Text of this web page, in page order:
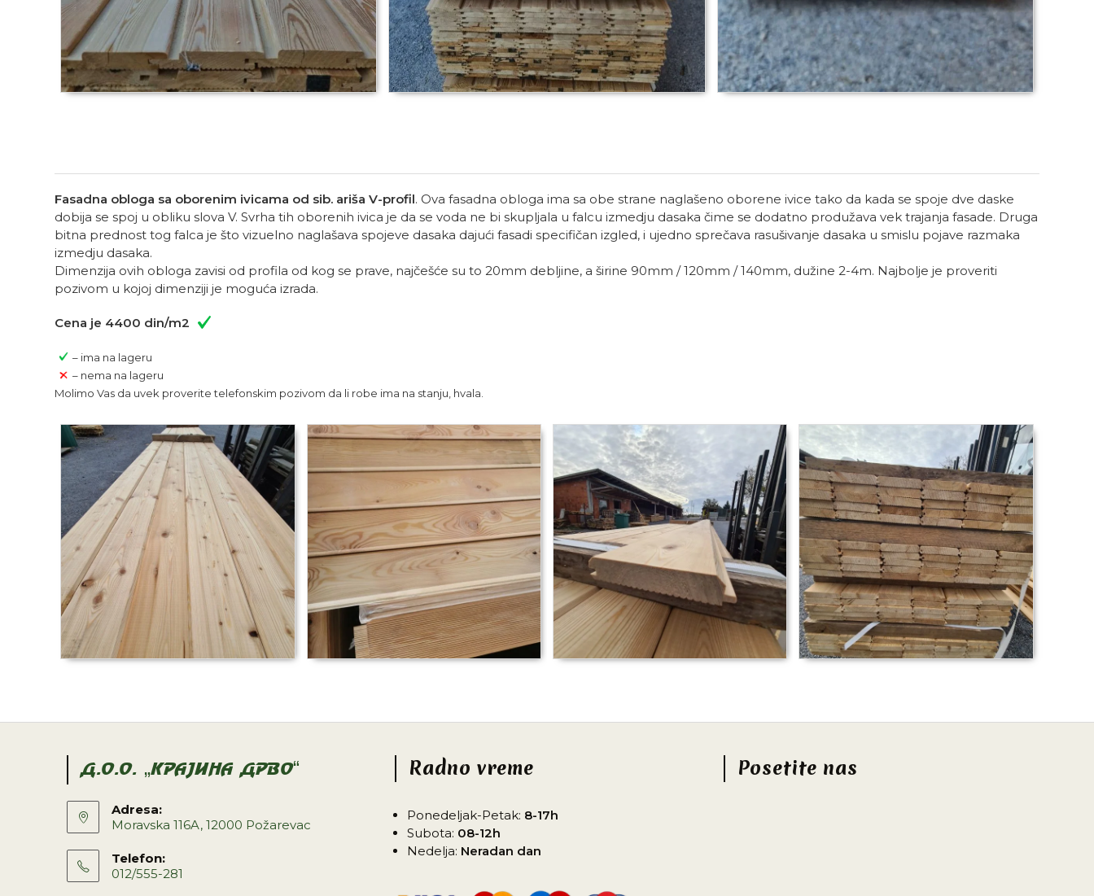
Fasadna obloga sa oborenim ivicama od sib. ariša V-profil. Ova fasadna obloga ima sa obe strane naglašeno oborene ivice tako da kada se spoje dve daske
dobija se spoj u obliku slova V. Svrha tih oborenih ivica je da se voda ne bi skupljala u falcu izmedju dasaka čime se dodatno produžava vek trajanja fasade. Druga
bitna prednost tog falca je što vizuelno naglašava spojeve dasaka dajući fasadi specifičan izgled, i ujedno sprečava rasušivanje dasaka u smislu pojave razmaka
izmedju dasaka.
Dimenzija ovih obloga zavisi od profila od kog se prave, najčešće su to 20mm debljine, a širine 90mm / 120mm / 140mm, dužine 2-4m. Najbolje je proveriti
pozivom u kojoj dimenziji je moguća izrada.
Cena je 4400 din/m2
– ima na lageru
– nema na lageru
Molimo Vas da uvek proverite telefonskim pozivom da li robe ima na stanju, hvala.
D.O.O. „KRAJINA DRVO“
Adresa:
Moravska 116A, 12000 Požarevac
Telefon:
012/555-281
Radno vreme
Ponedeljak-Petak: 8-17h
Subota: 08-12h
Nedelja: Neradan dan
Posetite nas